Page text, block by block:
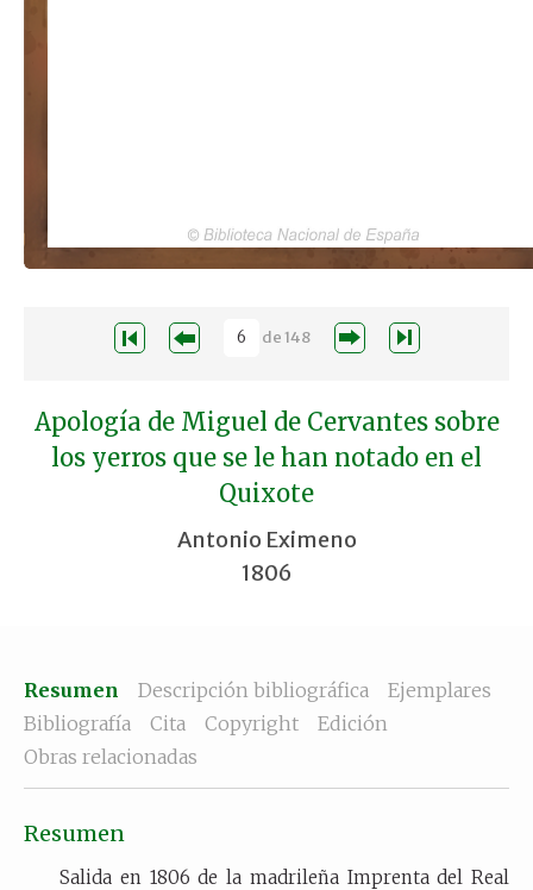
de148
Apología de Miguel de Cervantes sobre
los yerros que se le han notado en el
Quixote
Antonio Eximeno
1806
Resumen Descripción bibliográfica
Ejemplares
Bibliografía
Cita Copyright
Edición
Obras relacionadas
Resumen
Salida en 1806 de la madrileña Imprenta del Real